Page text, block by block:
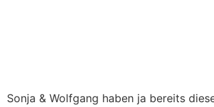
Sonja & Wolfgang haben ja bereits